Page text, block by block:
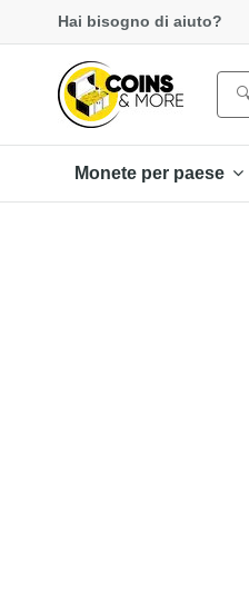
Hai bisogno di aiuto?
Monete per paese